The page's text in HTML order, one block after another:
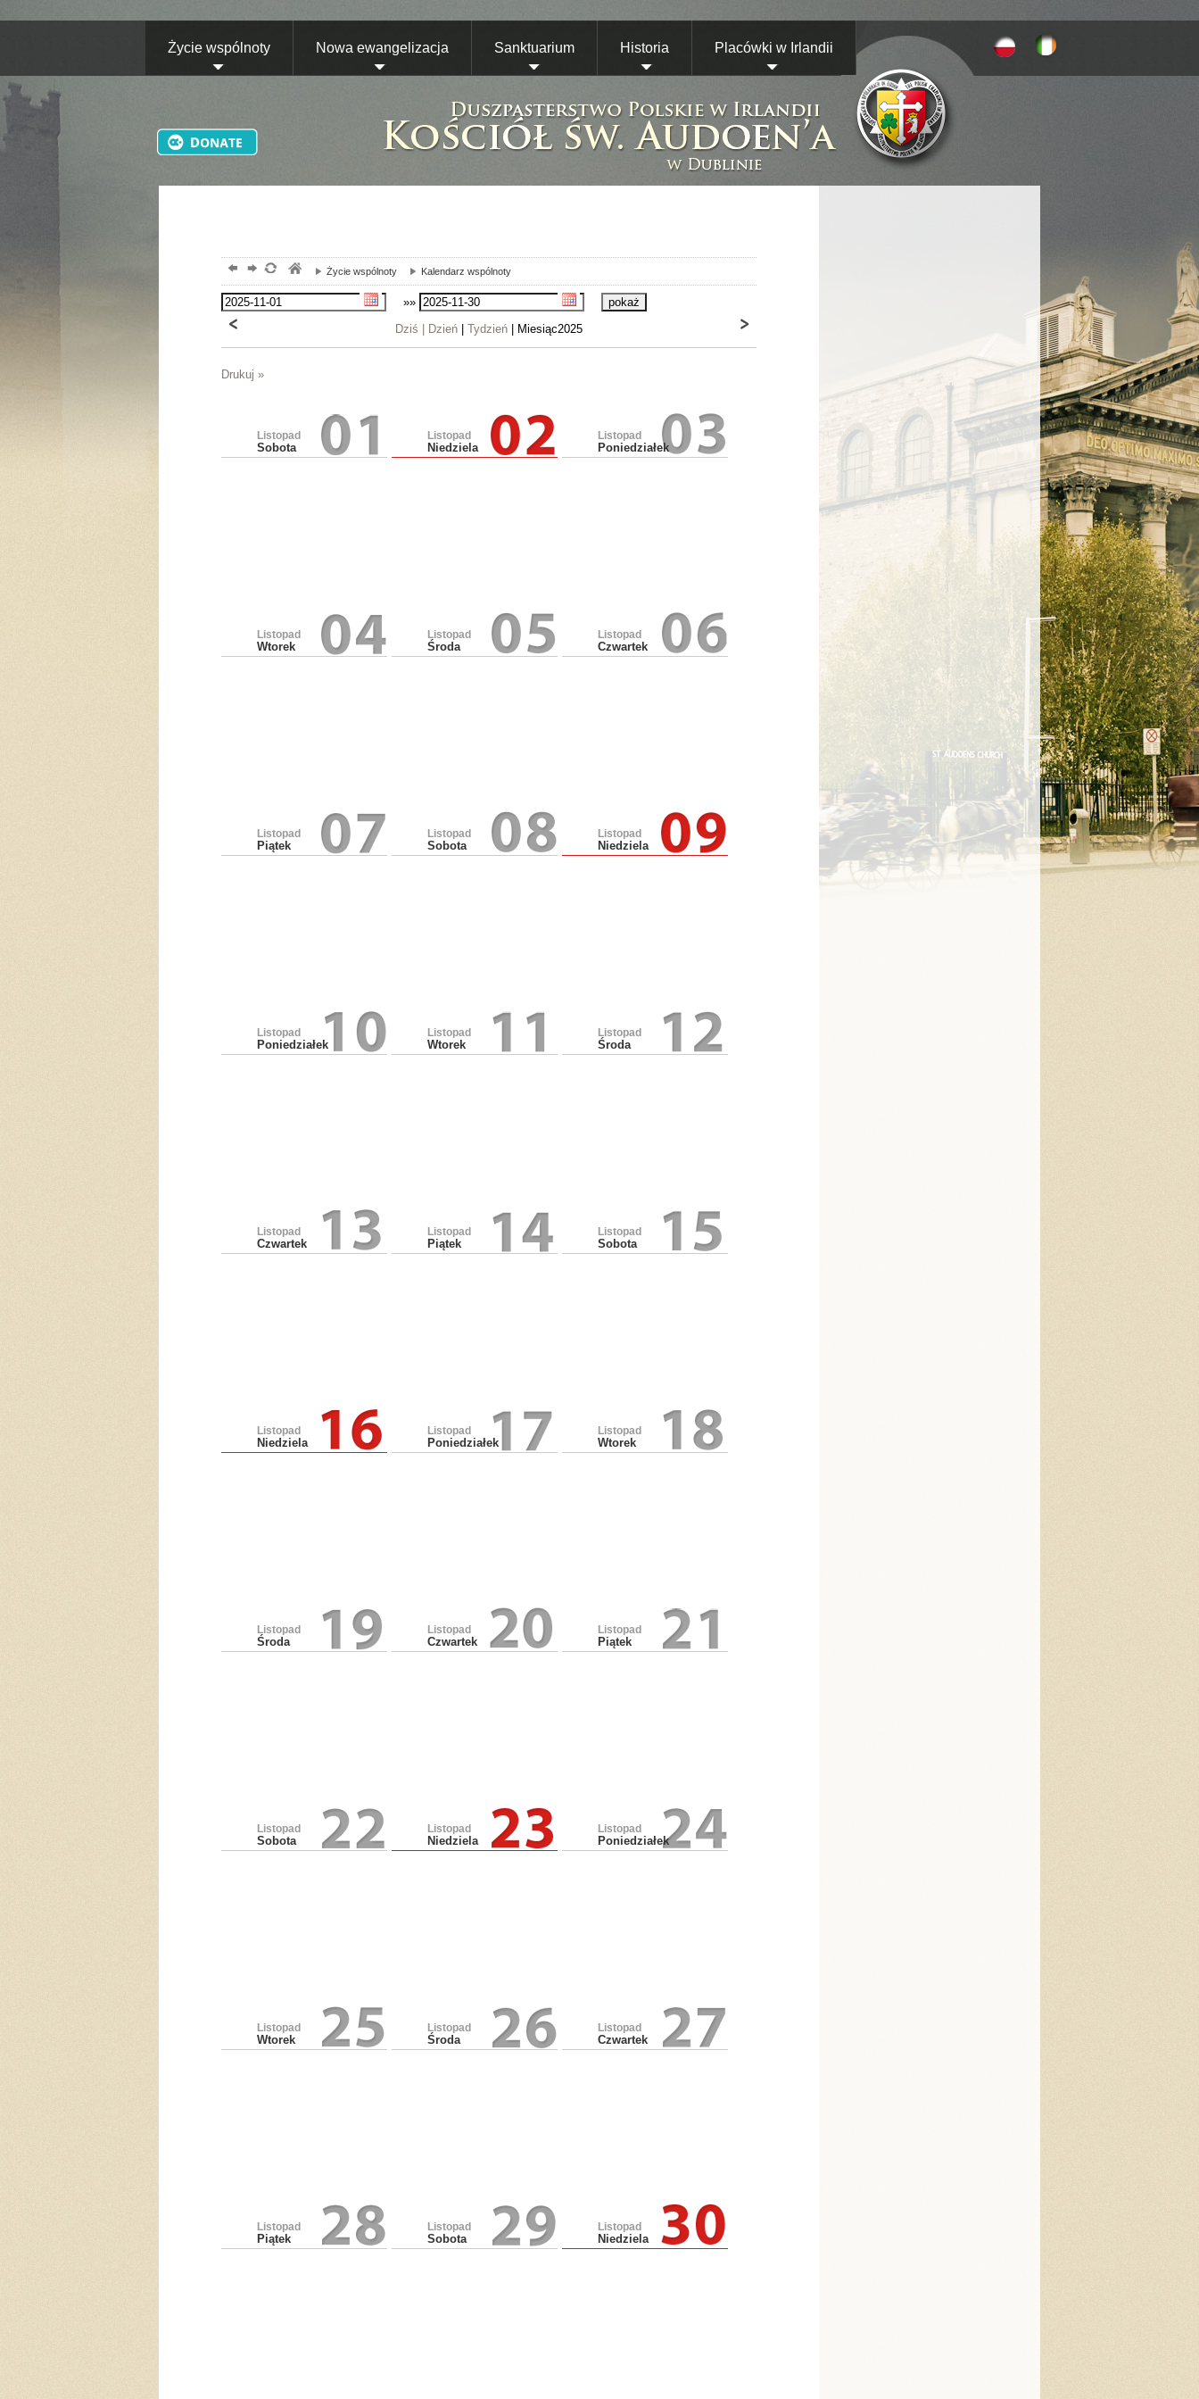
Życie wspólnoty Nowa ewangelizacja Sanktuarium Historia Placówki w Irlandii
Życie wspólnoty Kalendarz wspólnoty
»»
Dziś |
Dzień Tydzień | Miesiąc2025
Drukuj »
Listopad
Sobota
Listopad
Niedziela
Listopad
Poniedziałek
Listopad
Wtorek
Listopad
Środa
Listopad
Czwartek
Listopad
Piątek
Listopad
Sobota
Listopad
Niedziela
Listopad
Poniedziałek
Listopad
Wtorek
Listopad
Środa
Listopad
Czwartek
Listopad
Piątek
Listopad
Sobota
Listopad
Niedziela
Listopad
Poniedziałek
Listopad
Wtorek
Listopad
Środa
Listopad
Czwartek
Listopad
Piątek
Listopad
Sobota
Listopad
Niedziela
Listopad
Poniedziałek
Listopad
Wtorek
Listopad
Środa
Listopad
Czwartek
Listopad
Piątek
Listopad
Sobota
Listopad
Niedziela